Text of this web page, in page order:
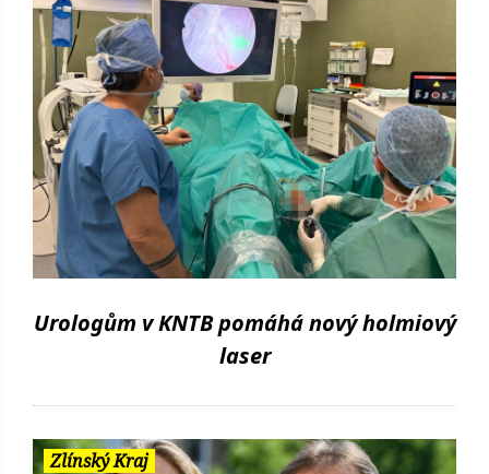
Urologům v KNTB pomáhá nový holmiový
laser
Zlínský Kraj